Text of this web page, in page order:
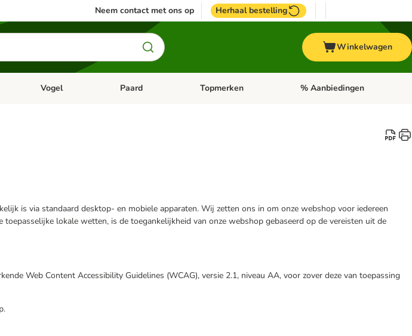
Neem contact met ons op Herhaal bestelling
Winkelwagen
menu: Kleine dieren
Open categorie menu: Vis
Vogel Open categorie menu: Vogel
Paard Open categorie menu: Paard
Topmerken Open categorie menu:
% Aanbiedingen
is via standaard desktop- en mobiele apparaten. Wij zetten ons in om onze webshop voor iedereen
lokale wetten, is de toegankelijkheid van onze webshop gebaseerd op de vereisten uit de
Web Content Accessibility Guidelines (WCAG), versie 2.1, niveau AA, voor zover deze van toepassing